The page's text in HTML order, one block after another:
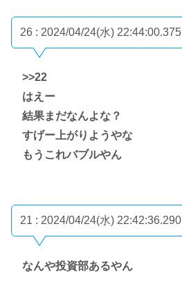
26 : 2024/04/24(水) 22:44:00.375
>>22
はえー
結果まだなんよな？
すげー上がりようやな
もうこれバブルやん
21 : 2024/04/24(水) 22:42:36.290
なんや投資部あるやん